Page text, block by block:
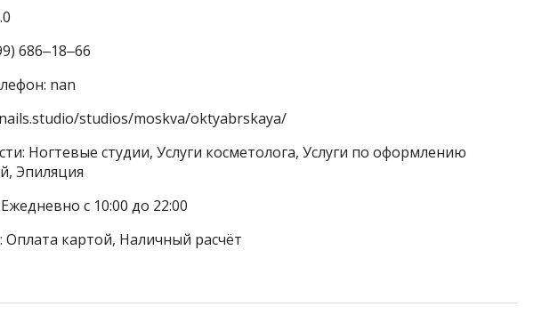
686‒18‒66
nan
studios/moskva/oktyabrskaya/
Ногтевые студии, Услуги косметолога, Услуги по оформлению
Эпиляция
с 10:00 до 22:00
Оплата картой, Наличный расчёт